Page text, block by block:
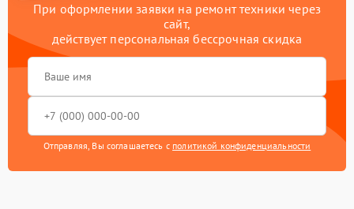
При оформлении заявки на ремонт техники через
сайт,
действует персональная бессрочная скидка
Отправляя, Вы соглашаетесь с политикой конфиденциальности